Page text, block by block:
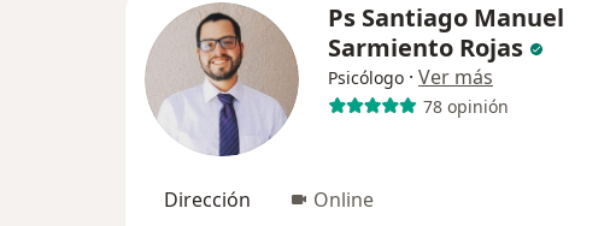
Ps Santiago Manuel
Sarmiento Rojas
Psicólogo · Ver más
78 opinión
Dirección Online